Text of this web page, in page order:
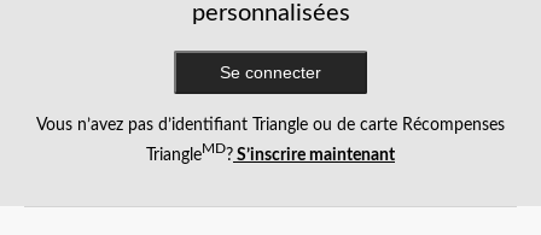
coloré pour ajouter une touche originale à votre costume.
personnalisées
Se connecter
Vous n’avez pas d’identifiant Triangle ou de carte Récompenses
TriangleMD? S’inscrire maintenant